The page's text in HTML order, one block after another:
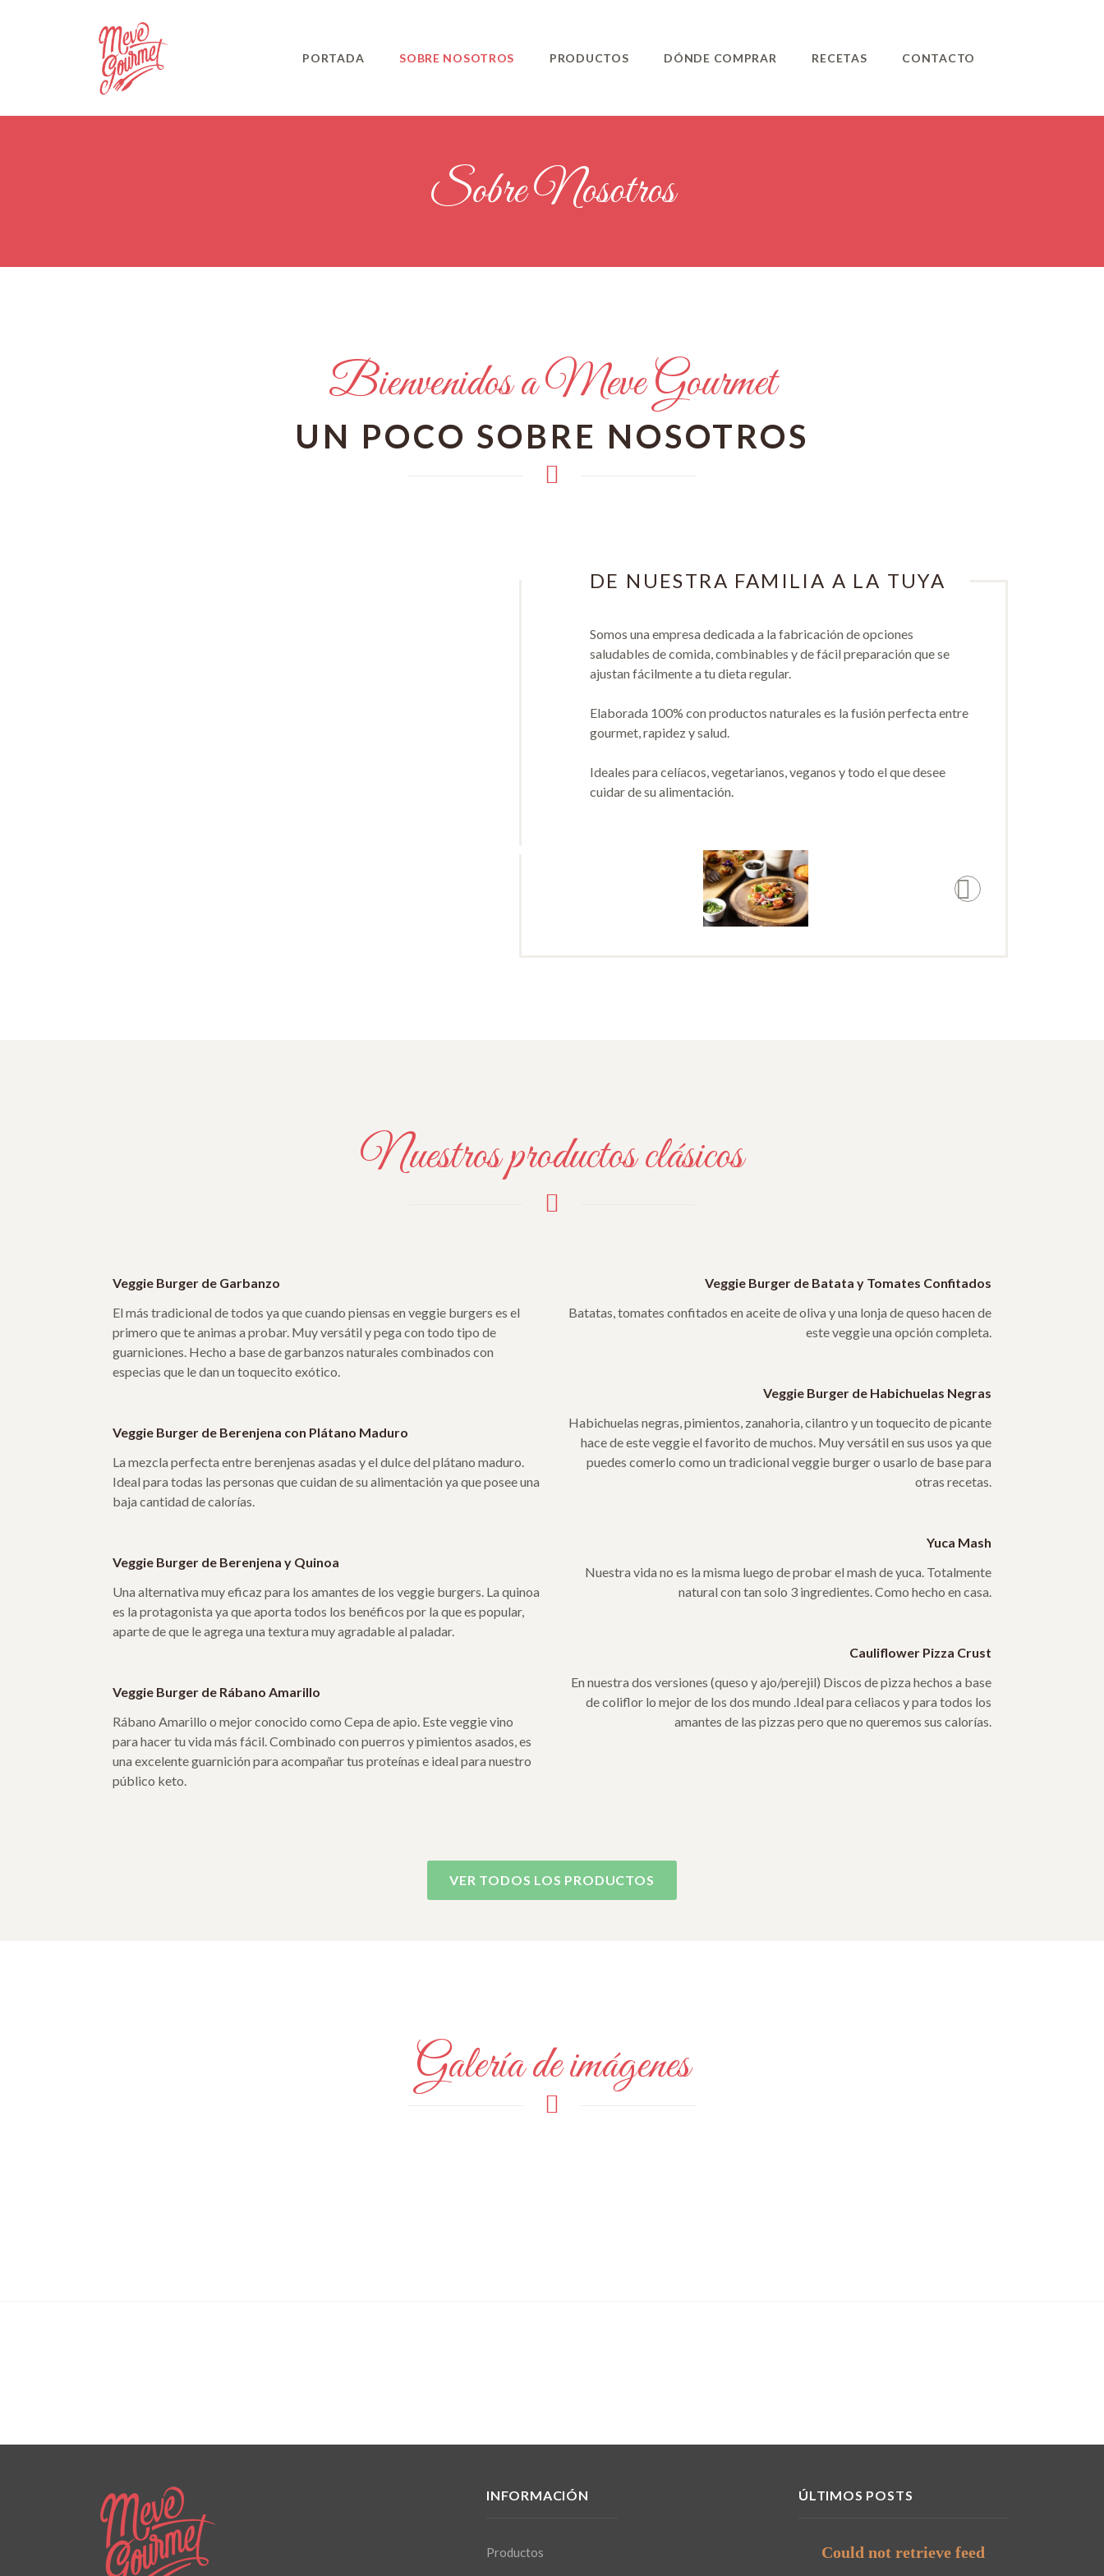
PORTADA SOBRE NOSOTROS PRODUCTOS DÓNDE COMPRAR RECETAS CONTACTO
Sobre Nosotros
Bienvenidos a Meve Gourmet
UN POCO SOBRE NOSOTROS
DE NUESTRA FAMILIA A LA TUYA
Somos una empresa dedicada a la fabricación de opciones
saludables de comida, combinables y de fácil preparación que se
ajustan fácilmente a tu dieta regular.
Elaborada 100% con productos naturales es la fusión perfecta entre
gourmet, rapidez y salud.
Ideales para celíacos, vegetarianos, veganos y todo el que desee
cuidar de su alimentación.
Nuestros productos clásicos
Veggie Burger de Garbanzo
El más tradicional de todos ya que cuando piensas en veggie burgers es el
primero que te animas a probar. Muy versátil y pega con todo tipo de
guarniciones. Hecho a base de garbanzos naturales combinados con
especias que le dan un toquecito exótico.
Veggie Burger de Berenjena con Plátano Maduro
La mezcla perfecta entre berenjenas asadas y el dulce del plátano maduro.
Ideal para todas las personas que cuidan de su alimentación ya que posee una
baja cantidad de calorías.
Veggie Burger de Berenjena y Quinoa
Una alternativa muy eficaz para los amantes de los veggie burgers. La quinoa
es la protagonista ya que aporta todos los benéficos por la que es popular,
aparte de que le agrega una textura muy agradable al paladar.
Veggie Burger de Rábano Amarillo
Rábano Amarillo o mejor conocido como Cepa de apio. Este veggie vino
para hacer tu vida más fácil. Combinado con puerros y pimientos asados, es
una excelente guarnición para acompañar tus proteínas e ideal para nuestro
público keto.
Veggie Burger de Batata y Tomates Confitados
Batatas, tomates confitados en aceite de oliva y una lonja de queso hacen de
este veggie una opción completa.
Veggie Burger de Habichuelas Negras
Habichuelas negras, pimientos, zanahoria, cilantro y un toquecito de picante
hace de este veggie el favorito de muchos. Muy versátil en sus usos ya que
puedes comerlo como un tradicional veggie burger o usarlo de base para
otras recetas.
Yuca Mash
Nuestra vida no es la misma luego de probar el mash de yuca. Totalmente
natural con tan solo 3 ingredientes. Como hecho en casa.
Cauliflower Pizza Crust
En nuestra dos versiones (queso y ajo/perejil) Discos de pizza hechos a base
de coliflor lo mejor de los dos mundo .Ideal para celiacos y para todos los
amantes de las pizzas pero que no queremos sus calorías.
VER TODOS LOS PRODUCTOS
Galería de imágenes
INFORMACIÓN
Productos
ÚLTIMOS POSTS
Could not retrieve feed